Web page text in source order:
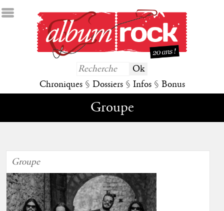
Chroniques § Dossiers § Infos § Bonus
Groupe
Groupe